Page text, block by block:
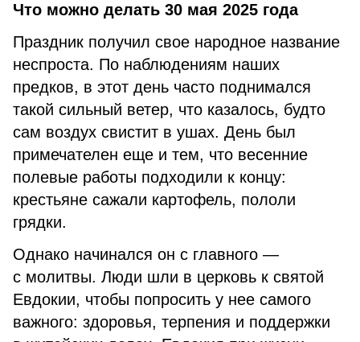
Что можно делать 30 мая 2025 года
Праздник получил свое народное название
неспроста. По наблюдениям наших
предков, в этот день часто поднимался
такой сильный ветер, что казалось, будто
сам воздух свистит в ушах. День был
примечателен еще и тем, что весенние
полевые работы подходили к концу:
крестьяне сажали картофель, пололи
грядки.
Однако начинался он с главного —
с молитвы. Люди шли в церковь к святой
Евдокии, чтобы попросить у нее самого
важного: здоровья, терпения и поддержки